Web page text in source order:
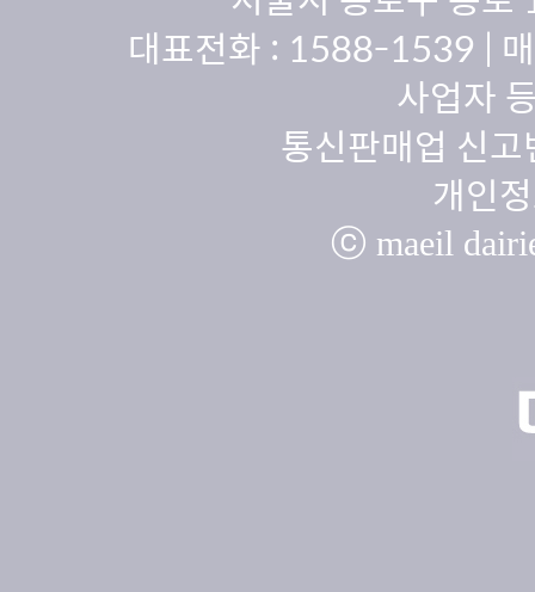
대표전화 : 1588-1539 |
사업자
통신판매업 신
개인
ⓒ maeil